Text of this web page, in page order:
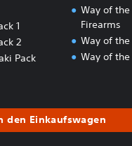
1
2
Pack
Way of
Firearms
Way of
Way of
den Einkaufswagen